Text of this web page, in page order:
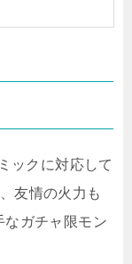
ックに対応して
友情の火力も
ガチャ限モン